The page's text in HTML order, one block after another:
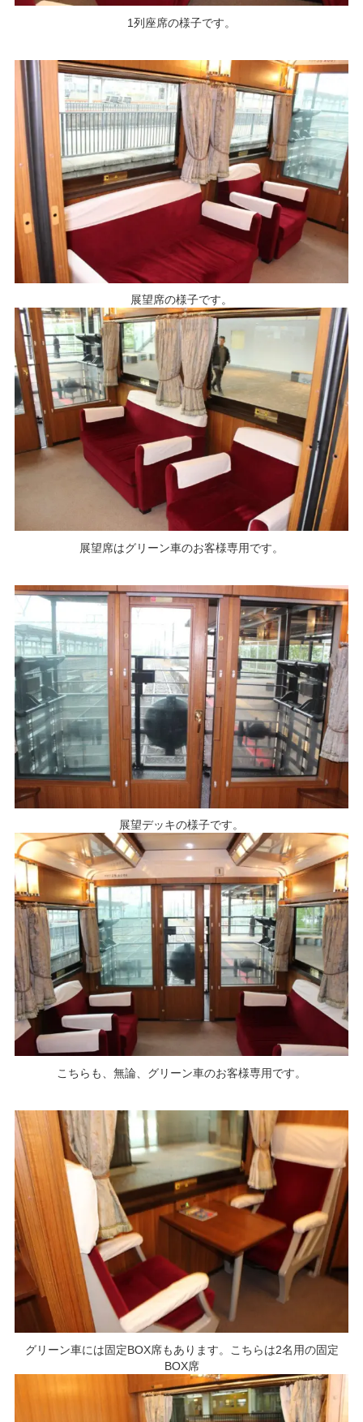
1列座席の様子です。
展望席の様子です。
展望席はグリーン車のお客様専用です。
展望デッキの様子です。
こちらも、無論、グリーン車のお客様専用です。
グリーン車には固定BOX席もあります。こちらは2名用の固定
BOX席